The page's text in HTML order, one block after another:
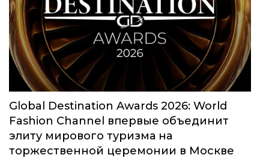
Global Destination Awards 2026: World
Fashion Channel впервые объединит
элиту мирового туризма на
торжественной церемонии в Москве